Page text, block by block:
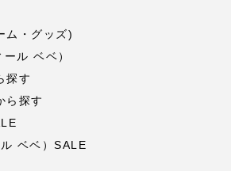
ム・グッズ)
ル ベベ）
探す
ら探す
ベベ）SALE